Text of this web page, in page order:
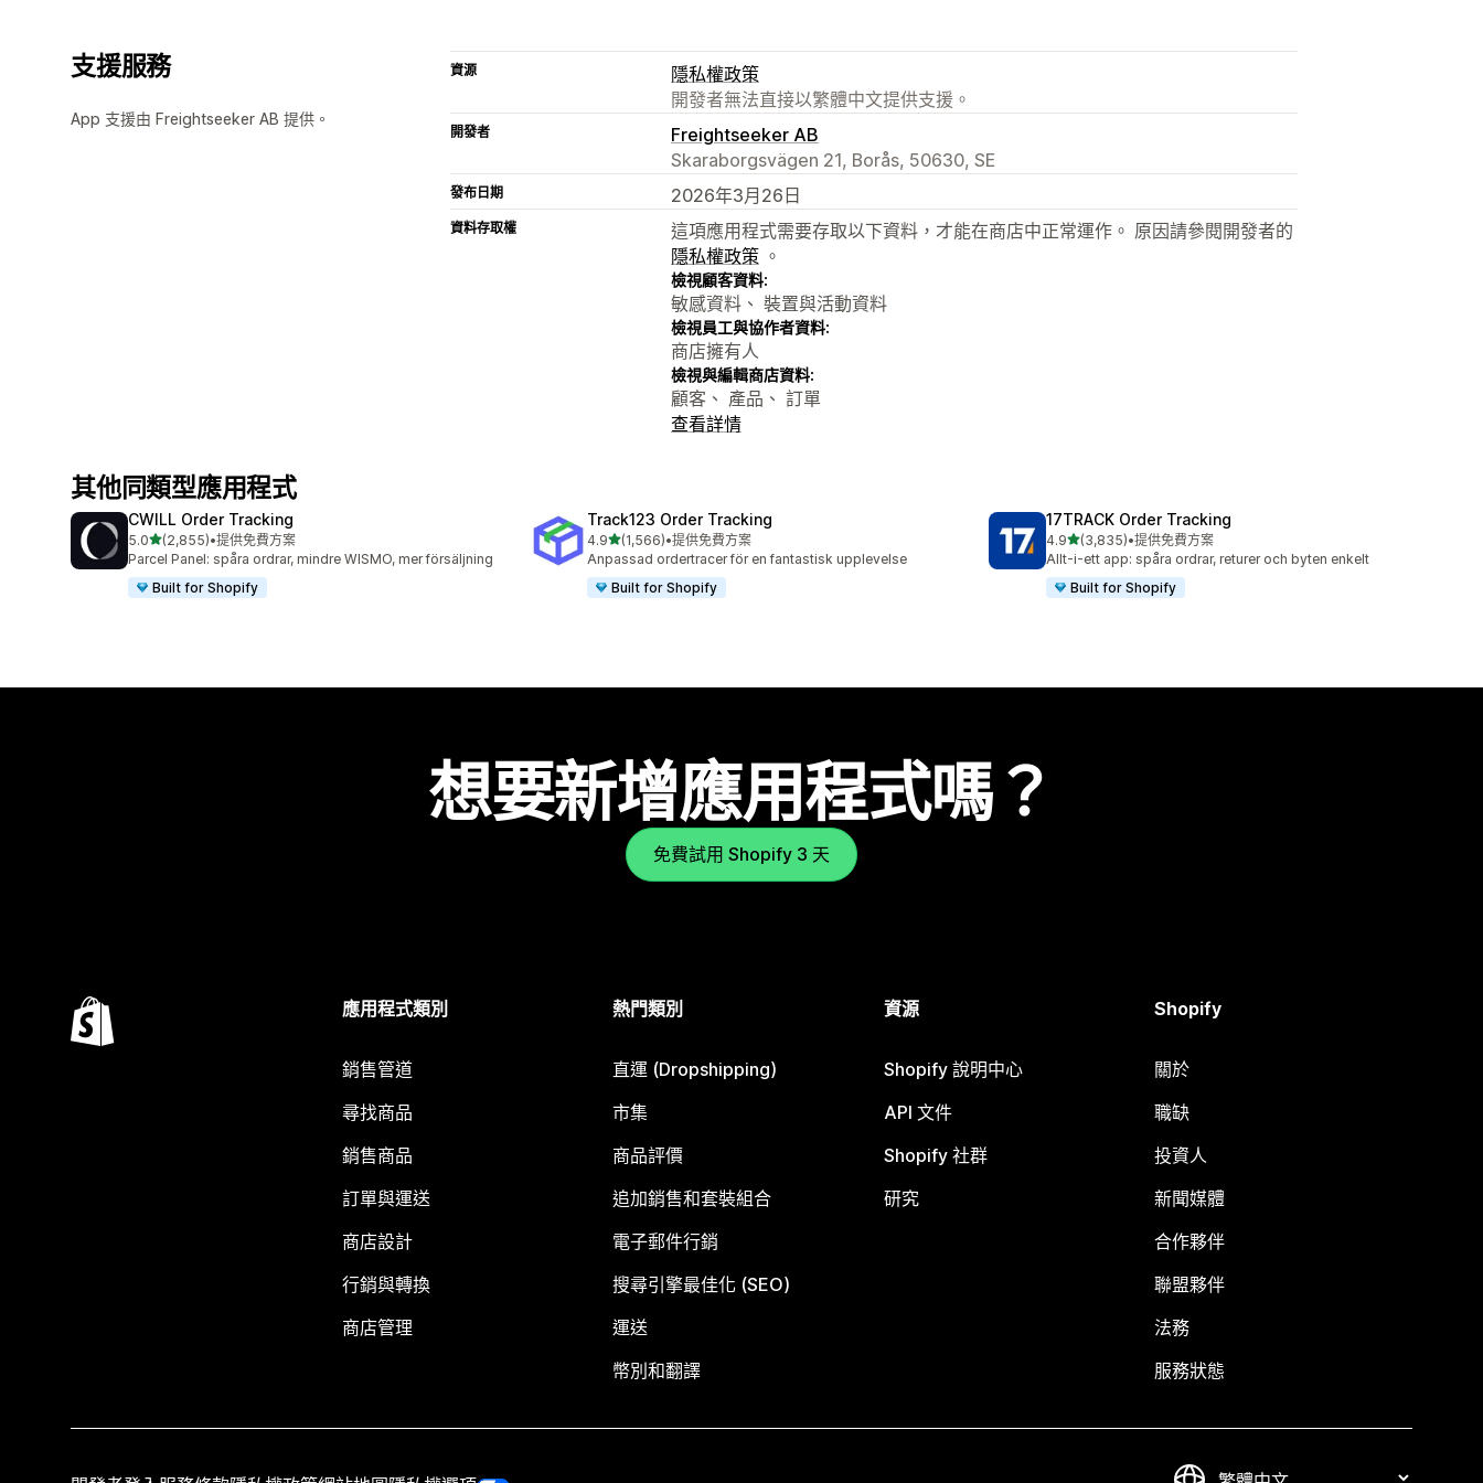
支援服務
App 支援由 Freightseeker AB 提供。
資源
隱私權政策
開發者無法直接以繁體中文提供支援。
開發者
Freightseeker AB
Skaraborgsvägen 21, Borås, 50630, SE
發布日期 2026年3月26日
資料存取權
這項應用程式需要存取以下資料，才能在商店中正常運作。 原因請參閱開發者的
隱私權政策 。
檢視顧客資料:
敏感資料、 裝置與活動資料
檢視員工與協作者資料:
商店擁有人
檢視與編輯商店資料:
顧客、 產品、 訂單
查看詳情
其他同類型應用程式
CWILL Order Tracking
5.0滿分 5 顆星
(2,855)
共有 2855 則評價
•提供免費方案
Parcel Panel: spåra ordrar, mindre WISMO, mer försäljning
Built for Shopify
Track123 Order Tracking
4.9滿分 5 顆星
(1,566)
共有 1566 則評價
•提供免費方案
Anpassad ordertracer för en fantastisk upplevelse
Built for Shopify
17TRACK Order Tracking
4.9滿分 5 顆星
(3,835)
共有 3835 則評價
•提供免費方案
Allt-i-ett app: spåra ordrar, returer och byten enkelt
Built for Shopify
想要新增應用程式嗎？
免費試用 Shopify 3 天
應用程式類別
銷售管道
尋找商品
銷售商品
訂單與運送
商店設計
行銷與轉換
商店管理
熱門類別
直運 (Dropshipping)
市集
商品評價
追加銷售和套裝組合
電子郵件行銷
搜尋引擎最佳化 (SEO)
運送
幣別和翻譯
資源
Shopify 說明中心
API 文件
Shopify 社群
研究
Shopify
關於
職缺
投資人
新聞媒體
合作夥伴
聯盟夥伴
法務
服務狀態